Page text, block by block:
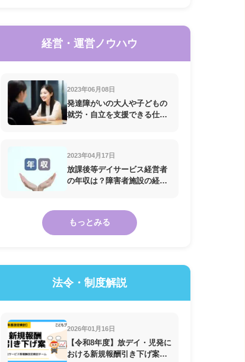
経営・運営ノウハウ
2023年06月08日
発達障がいの大人や子どもの
就労・自立を支援できる仕事7
2023年04月17日
放課後等デイサービス経営者
の年収は？障害者施設の経営
もっとみる
法令・制度解説
2026年01月16日
【令和8年度】放デイ・児発に
おける新規報酬引き下げ案！